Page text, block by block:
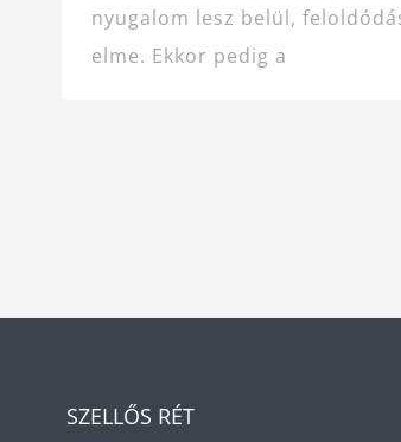
nyugalom lesz belül,
elme. Ekkor pedig a
SZELLŐS RÉT